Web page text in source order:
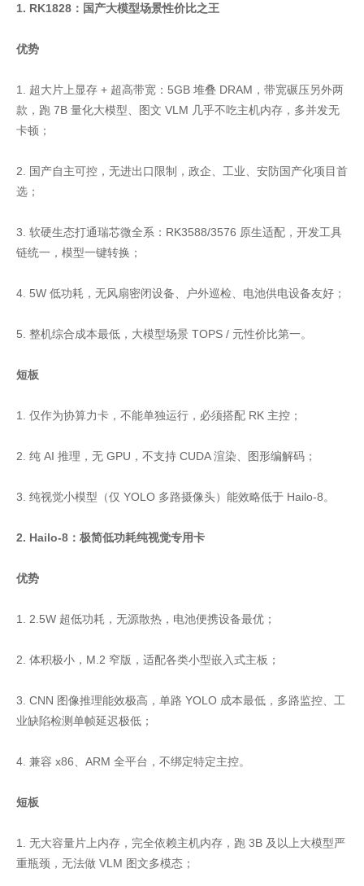
1. RK1828：国产大模型场景性价比之王
优势
1. 超大片上显存 + 超高带宽：5GB 堆叠 DRAM，带宽碾压另外两
款，跑 7B 量化大模型、图文 VLM 几乎不吃主机内存，多并发无
卡顿；
2. 国产自主可控，无进出口限制，政企、工业、安防国产化项目首
选；
3. 软硬生态打通瑞芯微全系：RK3588/3576 原生适配，开发工具
链统一，模型一键转换；
4. 5W 低功耗，无风扇密闭设备、户外巡检、电池供电设备友好；
5. 整机综合成本最低，大模型场景 TOPS / 元性价比第一。
短板
1. 仅作为协算力卡，不能单独运行，必须搭配 RK 主控；
2. 纯 AI 推理，无 GPU，不支持 CUDA 渲染、图形编解码；
3. 纯视觉小模型（仅 YOLO 多路摄像头）能效略低于 Hailo-8。
2. Hailo-8：极简低功耗纯视觉专用卡
优势
1. 2.5W 超低功耗，无源散热，电池便携设备最优；
2. 体积极小，M.2 窄版，适配各类小型嵌入式主板；
3. CNN 图像推理能效极高，单路 YOLO 成本最低，多路监控、工
业缺陷检测单帧延迟极低；
4. 兼容 x86、ARM 全平台，不绑定特定主控。
短板
1. 无大容量片上内存，完全依赖主机内存，跑 3B 及以上大模型严
重瓶颈，无法做 VLM 图文多模态；